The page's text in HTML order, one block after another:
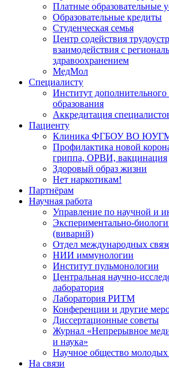
Платные образовательные
Образовательные кредиты
Студенческая семья
Центр содействия
взаимодействия с
здравоохранением
МедМол
Специалисту
Институт
образования
Аккредитация
Пациенту
Клиника ФГБОУ ВО
Профилактика новой
гриппа, ОРВИ, вакцинация
Здоровый образ жизни
Нет наркотикам!
Партнёрам
Научная работа
Управление по научной и
Экспериментально-
(виварий)
Отдел международных
НИИ иммунологии
Институт пульмонологии
Центральная научно-
лаборатория
Лаборатория РИТМ
Конференции и другие
Диссертационные советы
Журнал «Непрерывное
и наука»
Научное общество молодых
На связи